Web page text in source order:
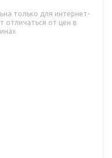
только для интернет-
отличаться от цен в